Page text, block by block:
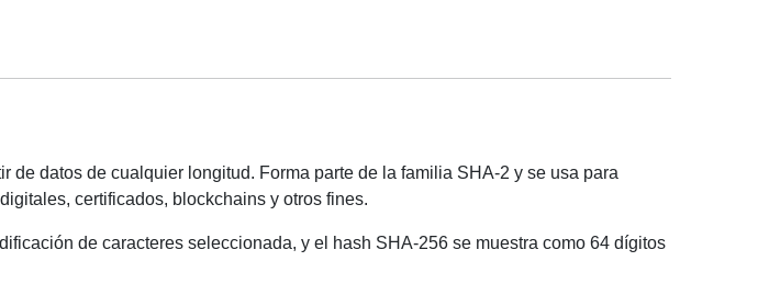
datos de cualquier longitud. Forma parte de la familia SHA-2 y se usa para
certificados, blockchains y otros fines.
de caracteres seleccionada, y el hash SHA-256 se muestra como 64 dígitos